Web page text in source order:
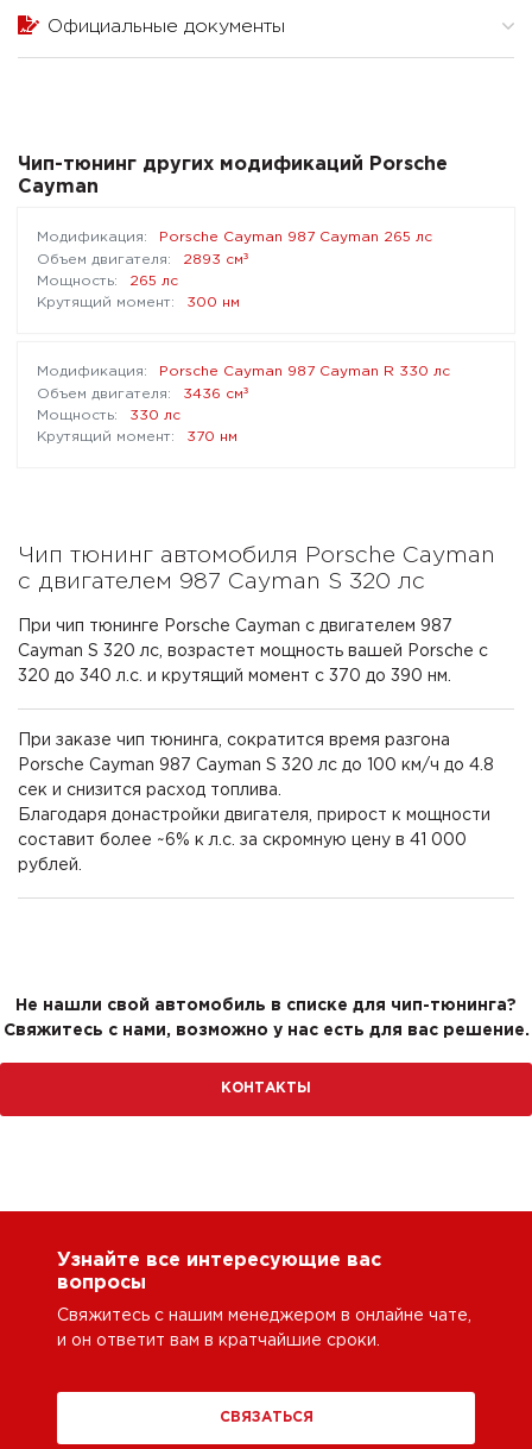
Официальные документы
Чип-тюнинг других модификаций Porsche
Cayman
Porsche Cayman 987 Cayman 265 лс
2893 см³
265 лс
300 нм
Porsche Cayman 987 Cayman R 330 лс
3436 см³
330 лс
370 нм
Чип тюнинг автомобиля Porsche Cayman
с двигателем 987 Cayman S 320 лс
При чип тюнинге Porsche Cayman с двигателем 987
Cayman S 320 лс, возрастет мощность вашей Porsche с
320 до 340 л.с. и крутящий момент с 370 до 390 нм.
При заказе чип тюнинга, сократится время разгона
Porsche Cayman 987 Cayman S 320 лс до 100 км/ч до 4.8
сек и снизится расход топлива.
Благодаря донастройки двигателя, прирост к мощности
составит более ~6% к л.с. за скромную цену в 41 000
рублей.
Не нашли свой автомобиль в списке для чип-тюнинга?
Свяжитесь с нами, возможно у нас есть для вас решение.
КОНТАКТЫ
Узнайте все интересующие вас
вопросы
Свяжитесь с нашим менеджером в онлайне чате,
и он ответит вам в кратчайшие сроки.
СВЯЗАТЬСЯ